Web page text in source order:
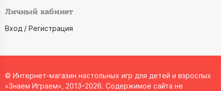
Личный кабинет
Вход / Регистрация
© Интернет-магазин настольных игр для детей и взрослых
«Знаем Играем», 2013–2026. Содержимое сайта не